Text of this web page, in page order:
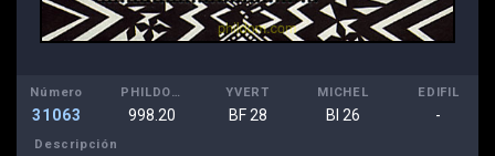
Número
31063
PHILDOM
998.20
YVERT
BF 28
MICHEL
Bl 26
EDIFIL
-
Descripción